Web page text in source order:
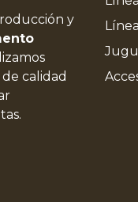
y
calidad